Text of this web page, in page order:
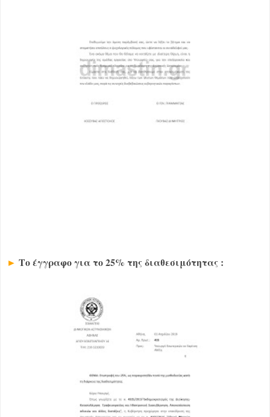
► Το έγγραφο για το 25% της διαθεσιμότητας :